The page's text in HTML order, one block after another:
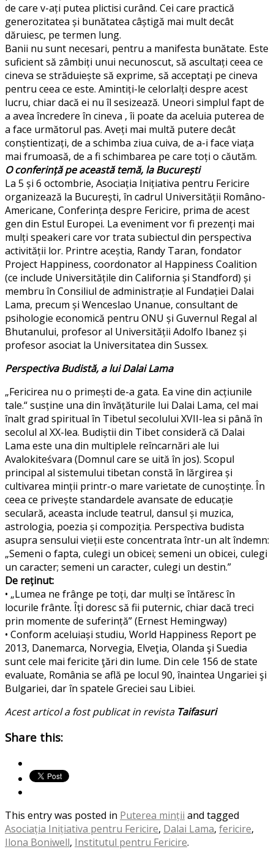
de care v-ați putea plictisi curând. Cei care practică
generozitatea și bunătatea câștigă mai mult decât
dăruiesc, pe termen lung.
Banii nu sunt necesari, pentru a manifesta bunătate. Este
suficient să zâmbiți unui necunoscut, să ascultați ceea ce
cineva se străduiește să exprime, să acceptați pe cineva
pentru ceea ce este. Amintiți-le celorlalți despre acest
lucru, chiar dacă ei nu îl sesizează. Uneori simplul fapt de
a avea încredere în cineva , îi poate da aceluia puterea de
a face următorul pas. Aveți mai multă putere decât
conștientizați, de a schimba ziua cuiva, de a-i face viața
mai frumoasă, de a fi schimbarea pe care toți o căutăm.
O conferință pe această temă, la București
La 5 și 6 octombrie, Asociația Inițiativa pentru Fericire
organizează la București, în cadrul Universității Româno-
Americane, Conferința despre Fericire, prima de acest
gen din Estul Europei. La eveniment vor fi prezenți mai
mulți speakeri care vor trata subiectul din perspectiva
activității lor. Printre aceștia, Randy Taran, fondator
Project Happiness, coordonator al Happiness Coalition
(ce include Universitățile din California și Standford) și
membru în Consiliul de administrație al Fundației Dalai
Lama, precum și Wenceslao Unanue, consultant de
psihologie economică pentru ONU și Guvernul Regal al
Bhutanului, profesor al Universității Adolfo Ibanez și
profesor asociat la Universitatea din Sussex.
Perspectiva Budistă, a lui Dalai Lama
„Fericirea nu o primești de-a gata. Ea vine din acțiunile
tale.“ susține una din învățăturile lui Dalai Lama, cel mai
înalt grad spiritual în Tibetul secolului XVII-lea si până în
secolul al XX-lea. Budiștii din Tibet consideră că Dalai
Lama este una din multiplele reîncarnări ale lui
Avalokiteśvara (Domnul care se uită în jos). Scopul
principal al sistemului tibetan constă în lărgirea și
cultivarea minții printr-o mare varietate de cunoștințe. În
ceea ce privește standardele avansate de educație
seculară, aceasta include teatrul, dansul și muzica,
astrologia, poezia și compoziția. Perspectiva budista
asupra sensului vieții este concentrata într-un alt îndemn:
„Semeni o fapta, culegi un obicei; semeni un obicei, culegi
un caracter; semeni un caracter, culegi un destin.”
De reținut:
• „Lumea ne frânge pe toți, dar mulți se întăresc în
locurile frânte. Îți doresc să fii puternic, chiar dacă treci
prin momente de suferință” (Ernest Hemingway)
• Conform aceluiași studiu, World Happiness Report pe
2013, Danemarca, Norvegia, Elveţia, Olanda şi Suedia
sunt cele mai fericite ţări din lume. Din cele 156 de state
evaluate, România se află pe locul 90, înaintea Ungariei şi
Bulgariei, dar în spatele Greciei sau Libiei.
Acest articol a fost publicat in revista Taifasuri
Share this:
This entry was posted in Puterea minții and tagged
Asociația Inițiativa pentru Fericire, Dalai Lama, fericire,
Ilona Boniwell, Institutul pentru Fericire.